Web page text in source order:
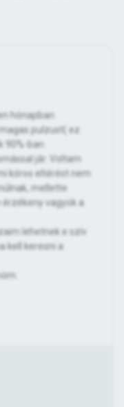
hónapban
pulzust( ez
90%-ban
jár. Voltam
kóros eltérést nem
mellette
vagyok a
lehetnek e szív
kell keresni a